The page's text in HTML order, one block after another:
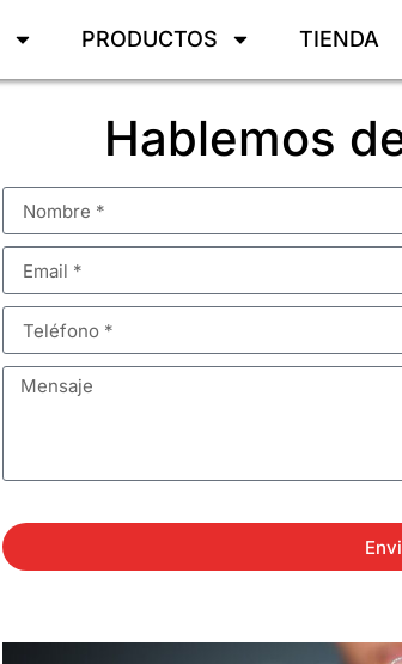
PRODUCTOS TIENDA
Hablemos